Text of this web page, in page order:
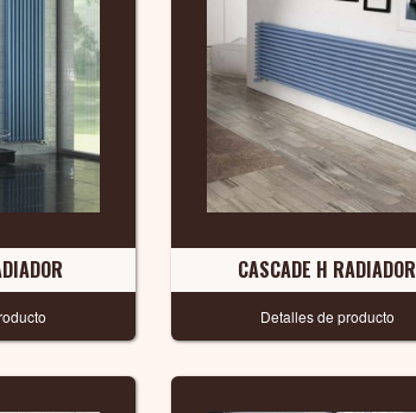
CASCADE H RADIADOR
Detalles de producto